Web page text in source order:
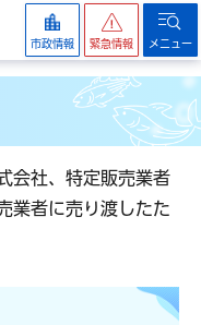
市政情報 緊急情報 メニュー
会社、特定販売業者
業者に売り渡したた